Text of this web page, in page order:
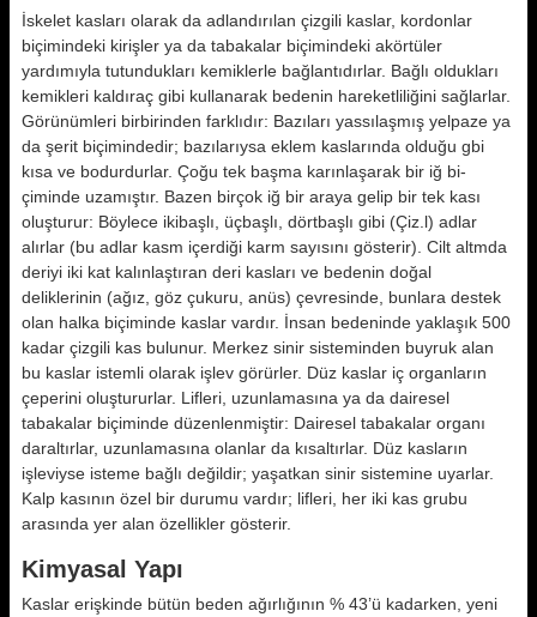
İskelet kasları olarak da adlandırılan çizgili kaslar, kordonlar
biçimindeki kirişler ya da tabakalar biçimindeki akörtüler
yardımıyla tutundukları ke­miklerle bağlantıdırlar. Bağlı olduk­ları
kemikleri kaldıraç gibi kullanarak bedenin hareketliliğini sağlarlar.
Gö­rünümleri birbirinden farklıdır: Bazı­ları yassılaşmış yelpaze ya
da şerit bi­çimindedir; bazılarıysa eklem kasla­rında olduğu gbi
kısa ve bodurdurlar. Çoğu tek başma karınlaşarak bir iğ bi­
çiminde uzamıştır. Bazen birçok iğ bir araya gelip bir tek kası
oluşturur: Böylece ikibaşlı, üçbaşlı, dörtbaşlı gi­bi (Çiz.l) adlar
alırlar (bu adlar kasm içerdiği karm sayısını gösterir). Cilt altmda
deriyi iki kat kalınlaştıran deri kasları ve bedenin doğal
deliklerinin (ağız, göz çukuru, anüs) çevresinde, bunlara destek
olan halka biçiminde kaslar vardır. İnsan bedeninde yakla­şık 500
kadar çizgili kas bulunur. Merkez sinir sisteminden buyruk alan
bu kaslar istemli olarak işlev görür­ler. Düz kaslar iç organların
çeperini oluştururlar. Lifleri, uzunlamasına ya da dairesel
tabakalar biçiminde dü­zenlenmiştir: Dairesel tabakalar orga­nı
daraltırlar, uzunlamasına olanlar da kısaltırlar. Düz kasların
işleviyse isteme bağlı değildir; yaşatkan sinir sistemine uyarlar.
Kalp kasının özel bir durumu vardır; lifleri, her iki kas grubu
arasında yer alan özellikler gösterir.
Kimyasal Yapı
Kaslar erişkinde bütün beden ağırlı­ğının % 43’ü kadarken, yeni